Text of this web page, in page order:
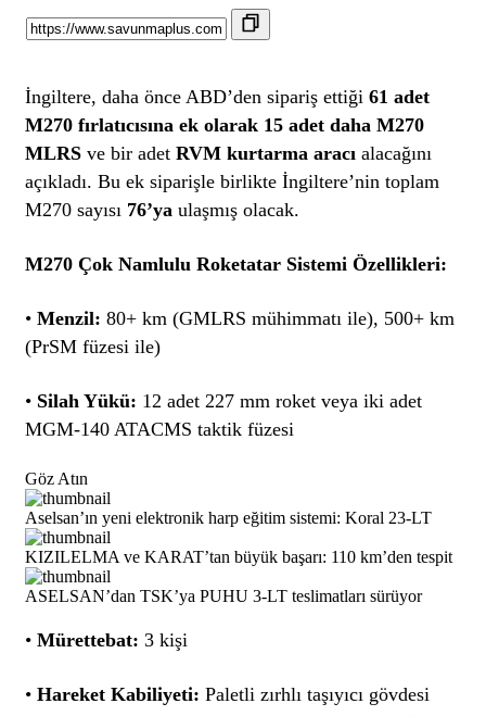
İngiltere, daha önce ABD’den sipariş ettiği61 adet
M270 fırlatıcısına ek olarak 15 adet daha M270
MLRS ve bir adetRVM kurtarma aracı alacağını
açıkladı. Bu ek siparişle birlikte İngiltere’nin toplam
M270 sayısı 76’ya ulaşmış olacak.
M270 Çok Namlulu Roketatar Sistemi Özellikleri:
•Menzil: 80+ km (GMLRS mühimmatı ile), 500+ km
(PrSM füzesi ile)
• Silah Yükü: 12 adet 227 mm roket veya iki adet
MGM-140 ATACMS taktik füzesi
Göz Atın
Aselsan’ın yeni elektronik harp eğitim sistemi: Koral 23-LT
KIZILELMA ve KARAT’tan büyük başarı: 110 km’den tespit
ASELSAN’dan TSK’ya PUHU 3-LT teslimatları sürüyor
•Mürettebat: 3 kişi
•Hareket Kabiliyeti: Paletli zırhlı taşıyıcı gövdesi